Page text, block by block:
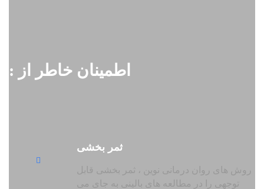
اطمینان خاطر از :
ثمر بخشی
روش های روان درمانی نوین ، ثمر بخشی قابل
توجهی را در مطالعه های بالینی به جای می